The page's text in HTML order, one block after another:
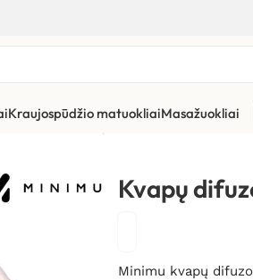
Kraujospūdžio matuokliaiMasažuokliai
Kvapų difuzorius Minimu
Kvapų
Minimu kvapų